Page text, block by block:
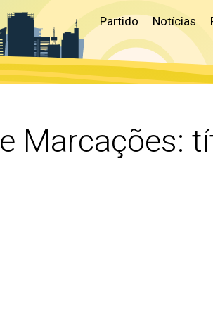
Partido Notícias
Marcações: